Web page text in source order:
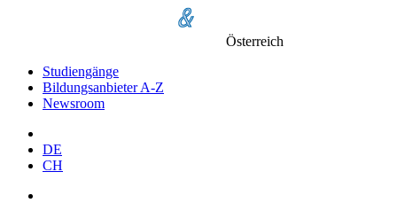
Österreich
Studiengänge
Bildungsanbieter A-Z
Newsroom
DE
CH